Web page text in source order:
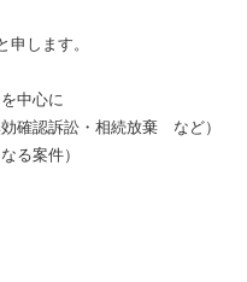
します。
中心に
確認訴訟・相続放棄 など）
る案件）